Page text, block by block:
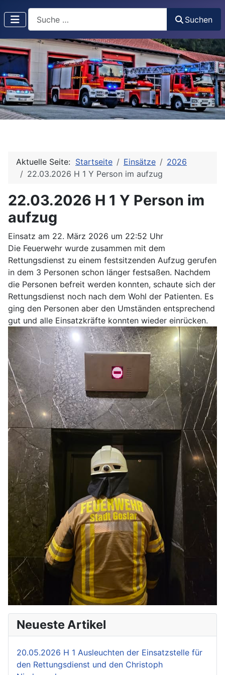
Suchen
Aktuelle Seite: Startseite Einsätze
2026
22.03.2026 H 1 Y Person im aufzug
22.03.2026 H 1 Y Person im
aufzug
Einsatz am 22. März 2026 um 22:52 Uhr
Die Feuerwehr wurde zusammen mit dem
Rettungsdienst zu einem festsitzenden Aufzug gerufen
in dem 3 Personen schon länger festsaßen. Nachdem
die Personen befreit werden konnten, schaute sich der
Rettungsdienst noch nach dem Wohl der Patienten. Es
ging den Personen aber den Umständen entsprechend
gut und alle Einsatzkräfte konnten wieder einrücken.
Neueste Artikel
20.05.2026 H 1 Ausleuchten der Einsatzstelle für
den Rettungsdienst und den Christoph